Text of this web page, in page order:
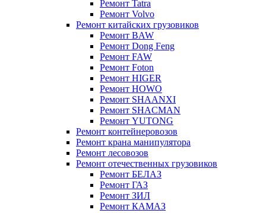
Ремонт Tatra
Ремонт Volvo
Ремонт китайских грузовиков
Ремонт BAW
Ремонт Dong Feng
Ремонт FAW
Ремонт Foton
Ремонт HIGER
Ремонт HOWO
Ремонт SHAANXI
Ремонт SHACMAN
Ремонт YUTONG
Ремонт контейнеровозов
Ремонт крана манипулятора
Ремонт лесовозов
Ремонт отечественных грузовиков
Ремонт БЕЛАЗ
Ремонт ГАЗ
Ремонт ЗИЛ
Ремонт КАМАЗ